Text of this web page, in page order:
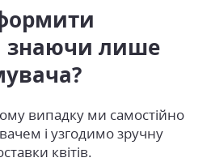
знаючи лише
випадку ми самостійно
і узгодимо зручну
квітів.